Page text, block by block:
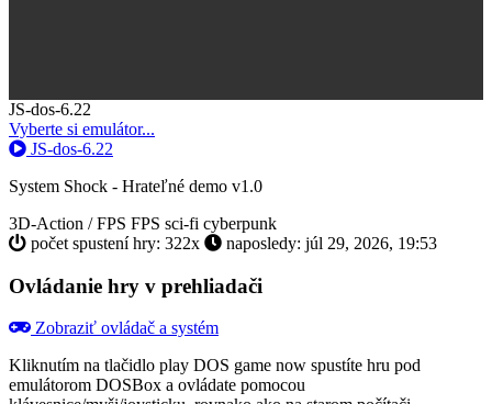
JS-dos-6.22
Dropdown
Vyberte si emulátor...
JS-dos-6.22
System Shock - Hrateľné demo v1.0
3D-Action / FPS FPS sci-fi cyberpunk
počet spustení hry: 322x
naposledy: júl 29, 2026, 19:53
Ovládanie hry v prehliadači
Zobraziť ovládač a systém
Kliknutím na tlačidlo play DOS game now spustíte hru pod
emulátorom DOSBox a ovládate pomocou